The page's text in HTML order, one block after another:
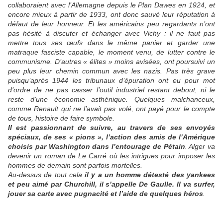
collaboraient avec l’Allemagne depuis le Plan Dawes en 1924, et
encore mieux à partir de 1933, ont donc sauvé leur réputation à
défaut de leur honneur. Et les américains peu regardants n’ont
pas hésité à discuter et échanger avec Vichy : il ne faut pas
mettre tous ses œufs dans le même panier et garder une
matraque fasciste capable, le moment venu, de lutter contre le
communisme. D’autres « élites » moins avisées, ont poursuivi un
peu plus leur chemin commun avec les nazis. Pas très grave
puisqu’après 1944 les tribunaux d’épuration ont eu pour mot
d’ordre de ne pas casser l’outil industriel restant debout, ni le
reste d’une économie asthénique. Quelques malchanceux,
comme Renault qui ne l’avait pas volé, ont payé pour le compte
de tous, histoire de faire symbole.
Il est passionnant de suivre, au travers de ses envoyés
spéciaux, de ses « pions », l’action des amis de l’Amérique
choisis par Washington dans l’entourage de Pétain . Alger va
devenir un roman de Le Carré où les intrigues pour imposer les
hommes de demain sont parfois mortelles.
Au-dessus de tout cela il y a un homme détesté des yankees
et peu aimé par Churchill, il s’appelle De Gaulle. Il va surfer,
jouer sa carte avec pugnacité et l’aide de quelques héros